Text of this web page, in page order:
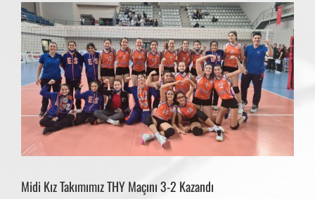
View
Larger
Image
Midi Kız Takımımız THY Maçını 3-2 Kazandı